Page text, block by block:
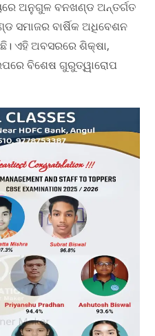
ଅନୁଗୁଳ ବନଖଣ୍ଡ ଅନ୍ତର୍ଗତ
ସମାଜର ବାର୍ଷିକ ଅଧିବେଶନ
ଏହି ଅବସରରେ ଶିକ୍ଷା,
ବିଶେଷ ଗୁରୁତ୍ୱାରୋପ